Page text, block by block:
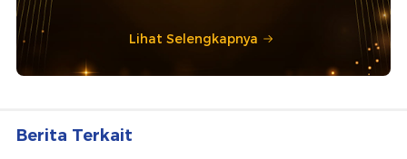
Lihat Selengkapnya
Berita Terkait